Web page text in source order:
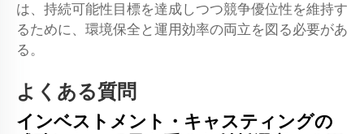
は、持続可能性目標を達成しつつ競争優位性を維持す
るために、環境保全と運用効率の両立を図る必要があ
る。
よくある質問
インベストメント・キャスティングの